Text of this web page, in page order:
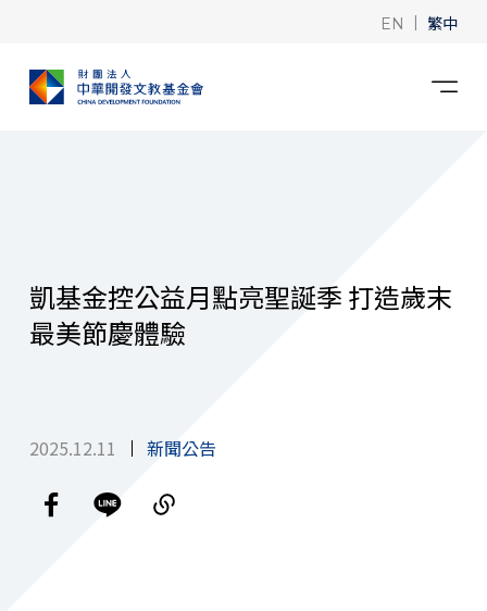
EN | 繁中
凱基金控公益月點亮聖誕季 打造歲末
最美節慶體驗
2025.12.11 新聞公告